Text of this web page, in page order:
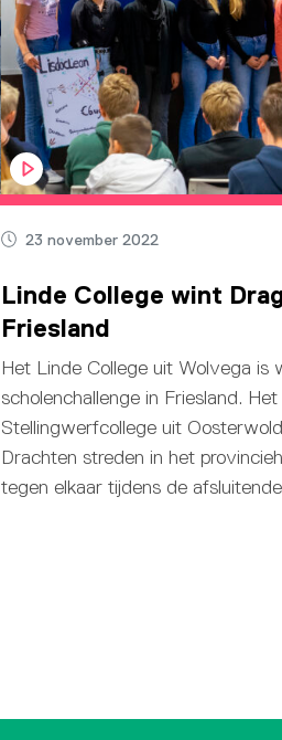
23 november 2022
Linde College wint
Friesland
Het Linde College uit Wolvega is
scholenchallenge in Friesland.
Stellingwerfcollege uit
Drachten streden in het
tegen elkaar tijdens de